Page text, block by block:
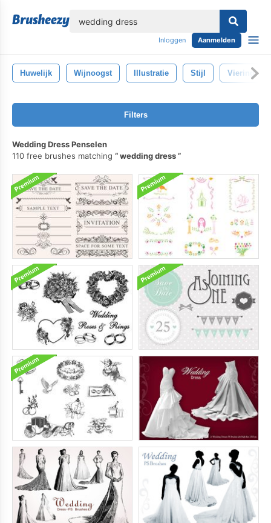
Inloggen Aanmelden
Huwelijk Wijnoogst Illustratie Stijl Viering
Filters
Wedding Dress Penselen
110 free brushes matching
wedding dress